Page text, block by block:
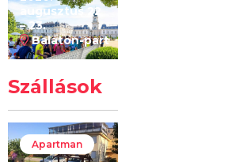
augusztus 22
– 23.
Balaton-part
Szállások
Apartman